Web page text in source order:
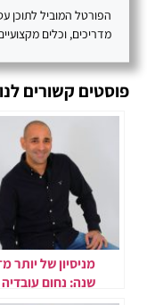
הפורטל המוביל לתוכן
מדריכים, וכלים
פוסטים קשורים
שנה: נחום
החשיבות של